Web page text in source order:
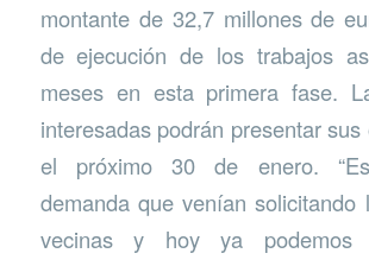
montante de 32,7 millones de
de ejecución de los trabajos
meses en esta primera fase.
interesadas podrán presentar
el próximo 30 de enero.
demanda que venían solicitando
vecinas y hoy ya podemos